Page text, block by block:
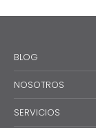
BLOG
NOSOTROS
SERVICIOS